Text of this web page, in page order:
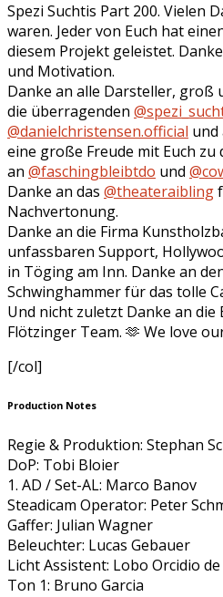
Spezi Suchtis Part 200. Vielen
waren. Jeder von Euch hat
diesem Projekt geleistet.
und Motivation.
Danke an alle Darsteller, groß
die überragenden
@danielchristensen.official und
eine große Freude mit Euch zu
an @faschingbleibtdo und
Danke an das @theateraibling
Nachvertonung.
Danke an die Firma
unfassbaren Support,
in Töging am Inn. Danke an
Schwinghammer für das tolle
Und nicht zuletzt Danke an die
Flötzinger Team. 🫶 We love
[/col]
Production Notes
Regie & Produktion: Stephan
DoP: Tobi Bloier
1. AD / Set-AL: Marco Banov
Steadicam Operator: Peter
Gaffer: Julian Wagner
Beleuchter: Lucas Gebauer
Licht Assistent: Lobo Orcidio
Ton 1: Bruno Garcia